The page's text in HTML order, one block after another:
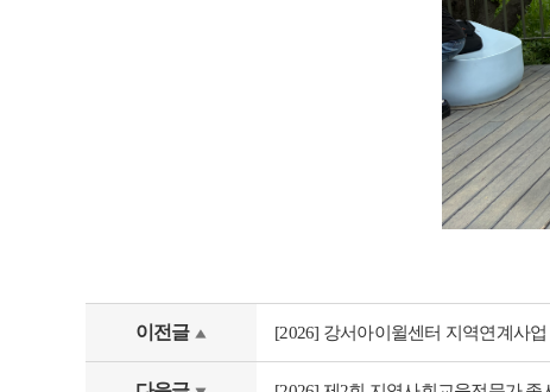
이전글 [2026] 강서아이윌센터 지역연계사